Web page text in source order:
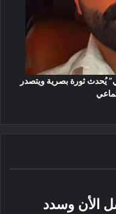
يُحدث ثورة بصرية ويتصدر
الأن وسدد